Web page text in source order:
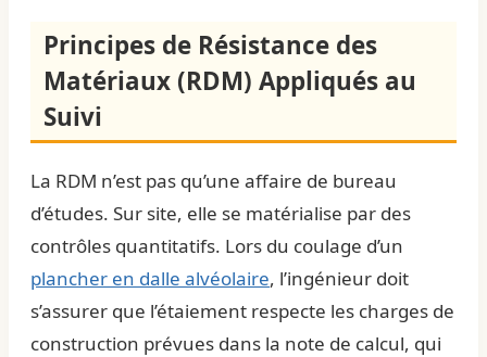
Principes de Résistance des
Matériaux (RDM) Appliqués au
Suivi
La RDM n’est pas qu’une affaire de bureau
d’études. Sur site, elle se matérialise par des
contrôles quantitatifs. Lors du coulage d’un
plancher en dalle alvéolaire, l’ingénieur doit
s’assurer que l’étaiement respecte les charges de
construction prévues dans la note de calcul, qui